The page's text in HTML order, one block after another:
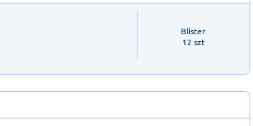
Blister
12 szt